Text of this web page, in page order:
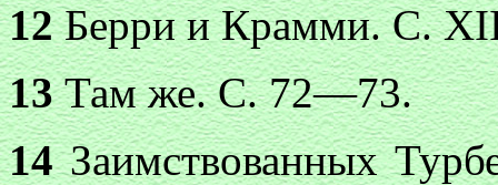
12Берри и Крамми. С.
13Там же. С. 72—73.
14Заимствованных